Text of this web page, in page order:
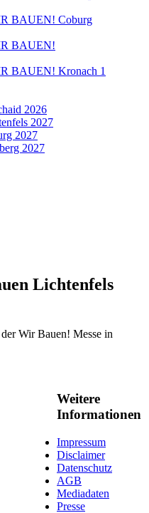
BAUEN! Coburg
BAUEN!
BAUEN! Kronach 1
2026
2027
2027
2027
Lichtenfels
Wir Bauen! Messe in
Weitere
Informationen
Impressum
Disclaimer
Datenschutz
AGB
Mediadaten
Presse